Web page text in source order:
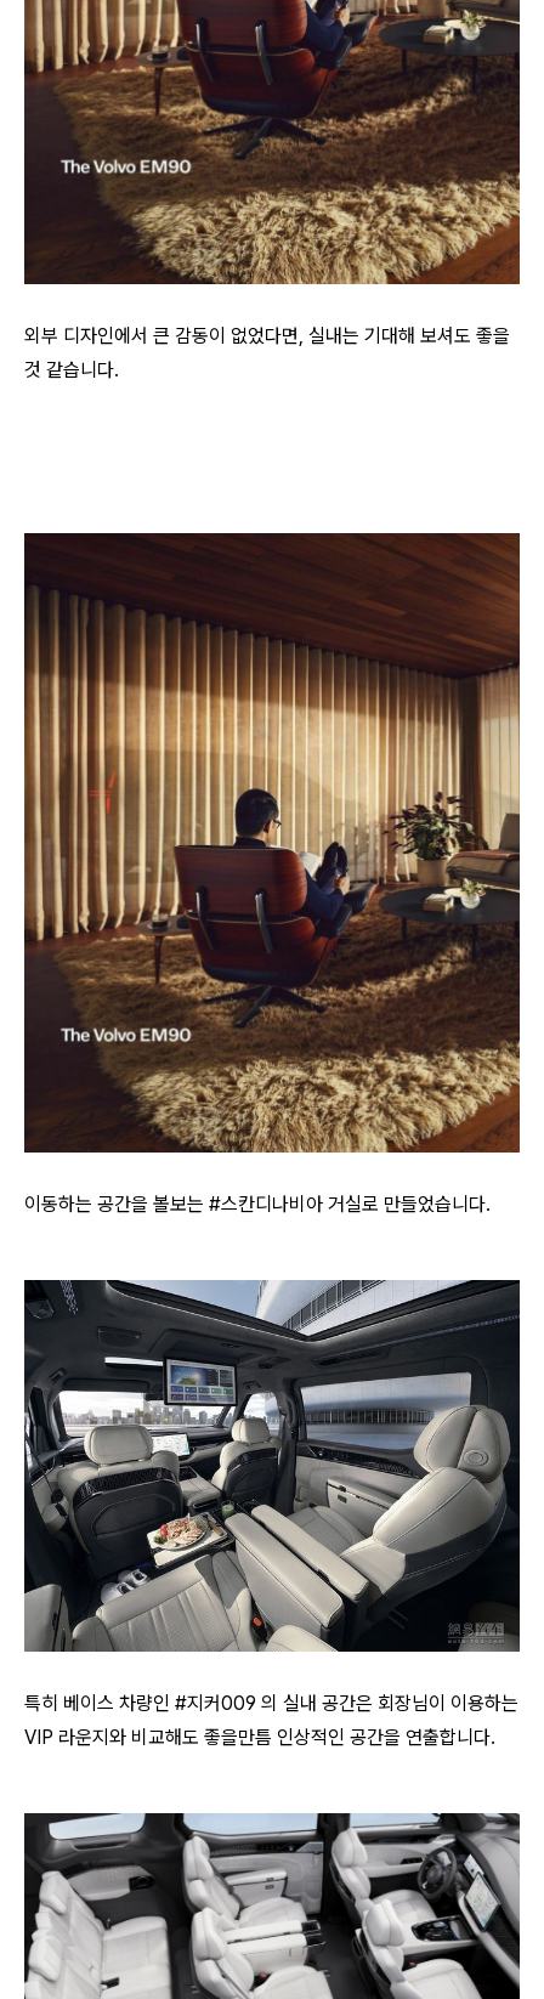
외부 디자인에서 큰 감동이 없었다면, 실내는 기대해 보셔도 좋을
것 같습니다.
이동하는 공간을 볼보는 #스칸디나비아 거실로 만들었습니다.
특히 베이스 차량인 #지커009 의 실내 공간은 회장님이 이용하는
VIP 라운지와 비교해도 좋을만틈 인상적인 공간을 연출합니다.